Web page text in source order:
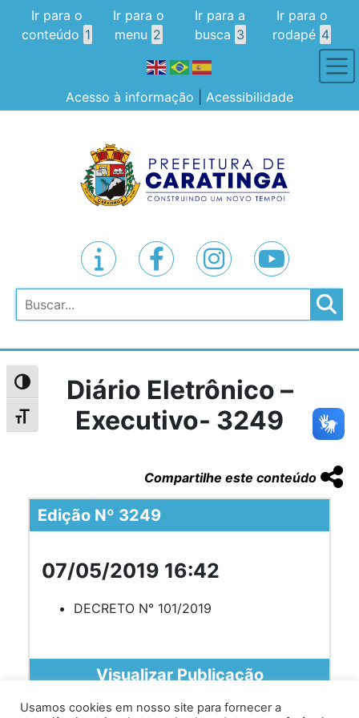
Alternar alto contraste
Alternar tamanho da fonte
Ir para o
conteúdo 1
Ir para o
menu 2
Ir para a
busca 3
Ir para o
rodapé 4
Acesso à informação Acessibilidade
Pesquisar
Diário Eletrônico –
Executivo- 3249
Compartilhe este conteúdo
Edição Nº 3249
07/05/2019 16:42
DECRETO N° 101/2019
Visualizar Publicação
Usamos cookies em nosso site para fornecer a